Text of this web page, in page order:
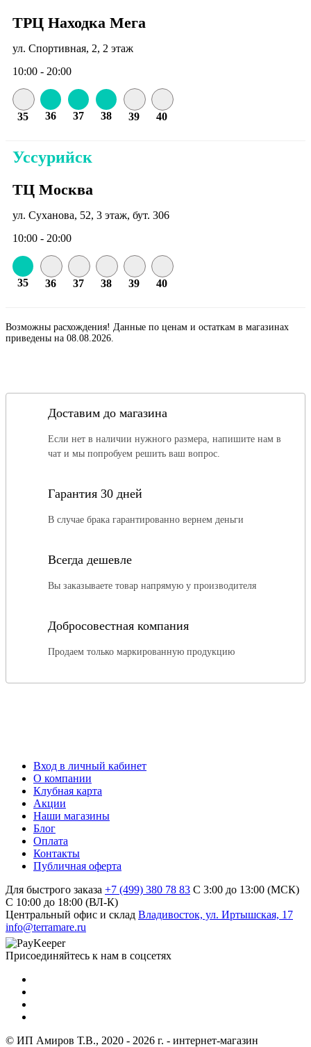
ТРЦ Находка Мега
ул. Спортивная, 2, 2 этаж
10:00 - 20:00
35 36 37 38 39 40
Уссурийск
ТЦ Москва
ул. Суханова, 52, 3 этаж, бут. 306
10:00 - 20:00
35 36 37 38 39 40
Возможны расхождения! Данные по ценам и остаткам в магазинах
приведены на 08.08.2026.
Доставим до магазина
Если нет в наличии нужного размера, напишите нам в
чат и мы попробуем решить ваш вопрос.
Гарантия 30 дней
В случае брака гарантированно вернем деньги
Всегда дешевле
Вы заказываете товар напрямую у производителя
Добросовестная компания
Продаем только маркированную продукцию
Вход в личный кабинет
О компании
Клубная карта
Акции
Наши магазины
Блог
Оплата
Контакты
Публичная оферта
Для быстрого заказа +7 (499) 380 78 83 С 3:00 до 13:00 (МСК)
C 10:00 до 18:00 (ВЛ-К)
Центральный офис и склад Владивосток, ул. Иртышская, 17
info@terramare.ru
Присоединяйтесь к нам в соцсетях
© ИП Амиров Т.В., 2020 - 2026 г. - интернет-магазин